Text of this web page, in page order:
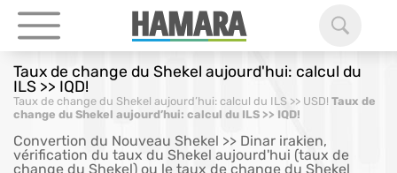
Taux de change du Shekel aujourd'hui: calcul du
ILS >> IQD!
Taux de change du Shekel aujourd’hui: calcul du ILS >> USD! Taux de
change du Shekel aujourd’hui: calcul du ILS >> IQD!
Convertion du Nouveau Shekel >> Dinar irakien,
vérification du taux du Shekel aujourd'hui (taux de
change du Shekel) ou le taux de change du Shekel